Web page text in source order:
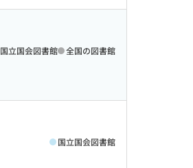
国立国会図書館 全国の図書館
国立国会図書館